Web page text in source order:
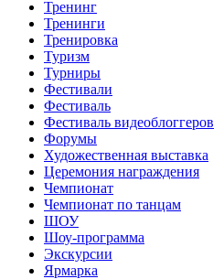
Тренинг
Тренинги
Тренировка
Туризм
Турниры
Фестивали
Фестиваль
Фестиваль видеоблоггеров
Форумы
Художественная выставка
Церемония награждения
Чемпионат
Чемпионат по танцам
ШОУ
Шоу-программа
Экскурсии
Ярмарка